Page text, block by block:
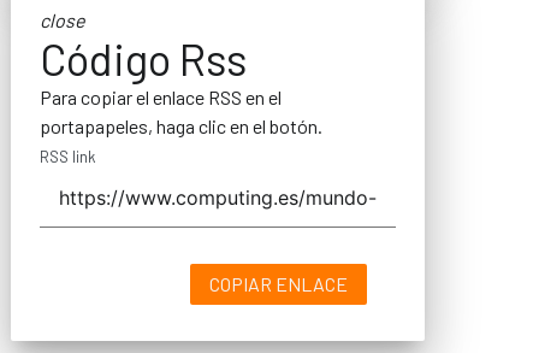
close
Código Rss
Para copiar el enlace RSS en el
portapapeles, haga clic en el botón.
RSS link
COPIAR ENLACE